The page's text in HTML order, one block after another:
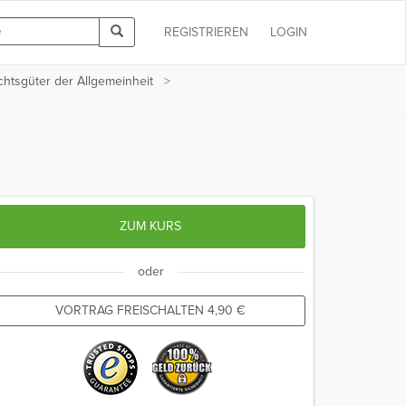
LOGIN
REGISTRIEREN
der Allgemeinheit
ZUM KURS
oder
VORTRAG FREISCHALTEN 4,90 €